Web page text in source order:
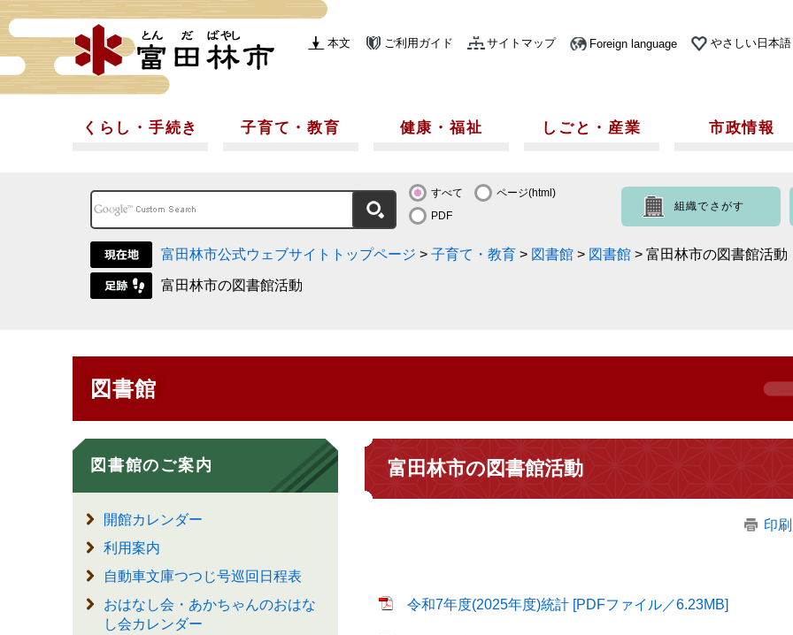
本文 ご利用ガイド サイトマップ Foreign language やさしい日本語
くらし・手続き 子育て・教育 健康・福祉 しごと・産業 市政情報
すべて
ページ(html)
PDF
組織でさがす
富田林市公式ウェブサイトトップページ > 子育て・教育 > 図書館 > 図書館 > 富田林市の図書館活動
富田林市の図書館活動
図書館
図書館のご案内
開館カレンダー
利用案内
自動車文庫つつじ号巡回日程表
おはなし会・あかちゃんのおはな
し会カレンダー
富田林市の図書館活動
印
令和7年度(2025年度)統計 [PDFファイル／6.23MB]